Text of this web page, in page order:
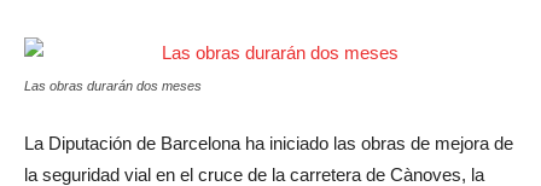
Las obras durarán dos meses
La Diputación de Barcelona ha iniciado las obras de mejora de
la seguridad vial en el cruce de la carretera de Cànoves, la